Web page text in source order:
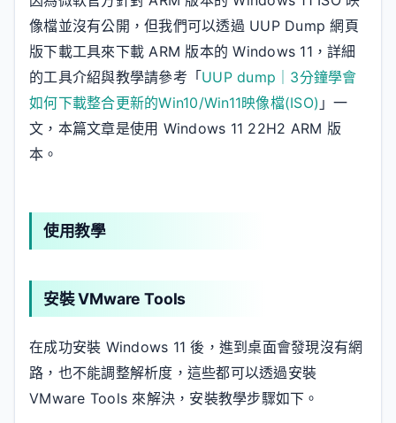
像檔並沒有公開，但我們可以透過 UUP Dump 網頁
版下載工具來下載 ARM 版本的 Windows 11，詳細
的工具介紹與教學請參考「UUP dump｜3分鐘學會
如何下載整合更新的Win10/Win11映像檔(ISO) 」一
文，本篇文章是使用 Windows 11 22H2 ARM 版
本。
使用教學
安裝 VMware Tools
在成功安裝 Windows 11 後，進到桌面會發現沒有網
路，也不能調整解析度，這些都可以透過安裝
VMware Tools 來解決，安裝教學步驟如下。